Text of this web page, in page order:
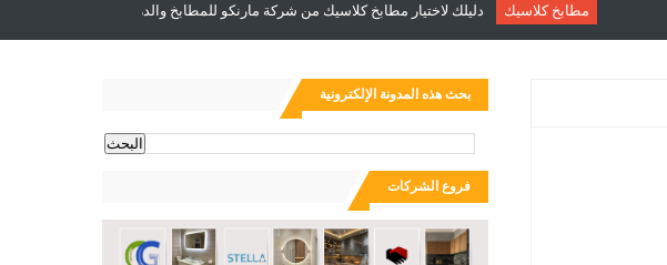
ث
دليلك لاختيار مطابخ كلاسيك من شركة مارنكو للمطابخ والدريسنج روم مطابخ كلاسيك
بحث هذه المدونة الإلكترونية
فروع الشركات